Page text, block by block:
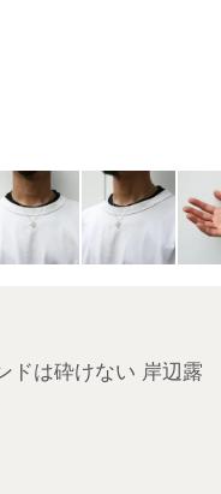
ドは砕けない 岸辺露